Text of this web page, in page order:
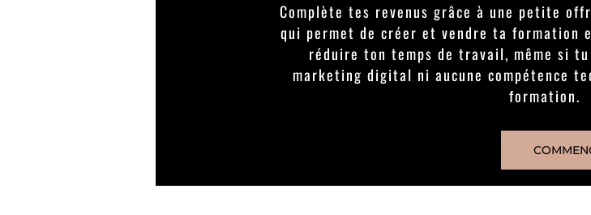
Complète tes revenus grâce à une petite
qui permet de créer et vendre ta formation
réduire ton temps de travail, même si tu
marketing digital ni aucune compétence
formation.